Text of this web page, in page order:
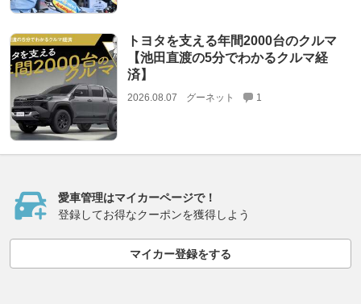
トヨタを支える年間2000台のクルマ
【池田直渡の5分でわかるクルマ経
済】
2026.08.07 グーネット 1
愛車管理はマイカーページで！
登録してお得なクーポンを獲得しよう
マイカー登録をする